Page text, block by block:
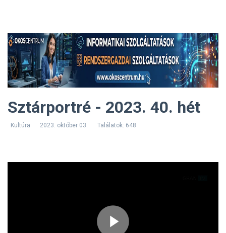
Sztárportré - 2023. 40. hét
Kultúra 2023. október 03. Találatok: 648